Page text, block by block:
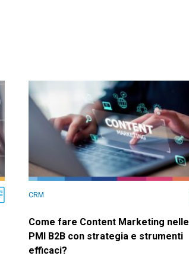
CRM
Come fare Content Marketing nelle
PMI B2B con strategia e strumenti
efficaci?